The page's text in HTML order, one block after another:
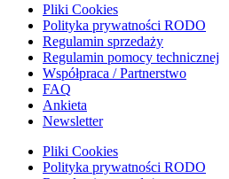
Pliki Cookies
Polityka prywatności RODO
Regulamin sprzedaży
Regulamin pomocy technicznej
Współpraca / Partnerstwo
FAQ
Ankieta
Newsletter
Pliki Cookies
Polityka prywatności RODO